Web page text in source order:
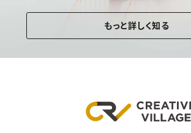
もっと詳しく知る